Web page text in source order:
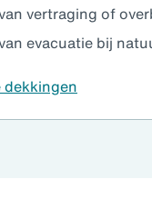
vertraging of
evacuatie bij